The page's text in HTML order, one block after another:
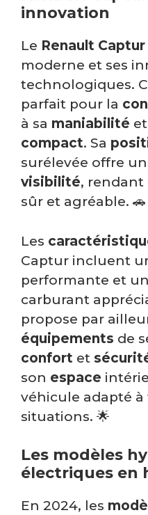
innovation
Le Renault Captur
moderne et ses
technologiques.
parfait pour la
à sa maniabilité
compact. Sa
surélevée offre
visibilité, rendant
sûr et agréable. 🚗
Les
Captur incluent
performante et
carburant
propose par
équipements de
confort et
son espace
véhicule adapté à
situations. 🌟
Les modèles
électriques en
En 2024, les